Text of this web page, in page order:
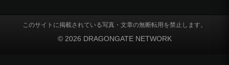
このサイトに掲載されている写真・文章の無断転用を禁止します。
© 2026 DRAGONGATE NETWORK